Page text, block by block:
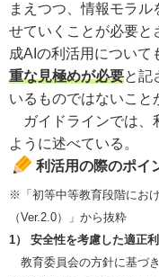
まえつつ、情報モラ
せていくことが必要と
成AIの利活用について
重な見極めが必要と記
いるものではないこと
ガイドラインでは、
ように述べている。
利活用の際のポイ
※「初等中等教育段階にお
（Ver.2.0）」から抜粋
1） 安全性を考慮した適正
教育委員会の方針に基づ